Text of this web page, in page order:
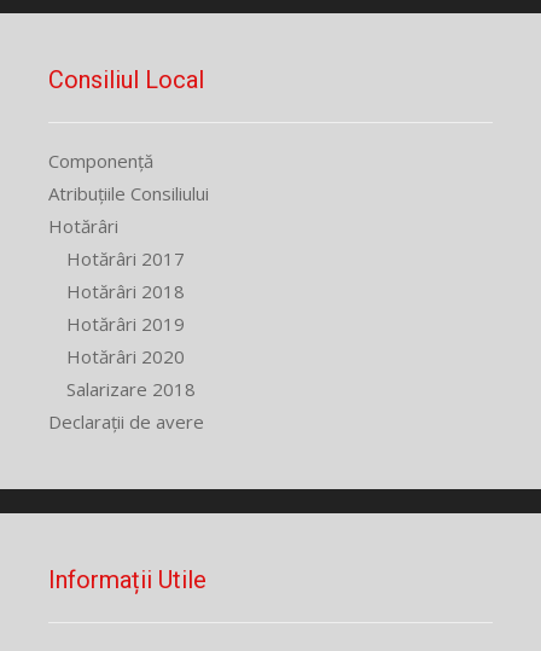
Consiliul Local
Componență
Atribuțiile Consiliului
Hotărâri
Hotărâri 2017
Hotărâri 2018
Hotărâri 2019
Hotărâri 2020
Salarizare 2018
Declarații de avere
Informații Utile